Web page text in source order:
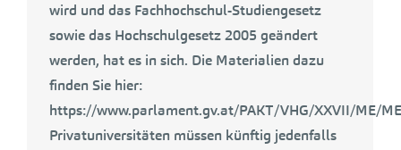
wird und das Fachhochschul-Studiengesetz
sowie das Hochschulgesetz 2005 geändert
werden, hat es in sich. Die Materialien dazu
finden Sie hier:
https://www.parlament.gv.at/PAKT/VHG/XXVII/ME/
Privatuniversitäten müssen künftig jedenfalls